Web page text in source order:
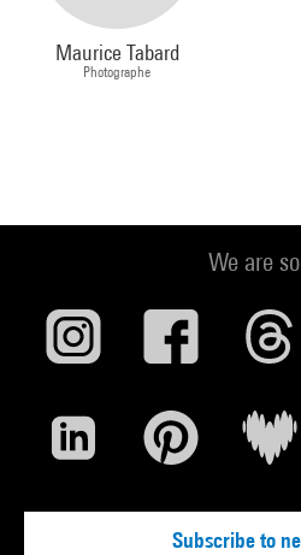
Maurice Tabard
Photographe
We are
Subscribe to